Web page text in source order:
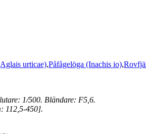
urticae),Påfågelöga (Inachis io),
1/500. Bländare: F5,6.
112,5-450].